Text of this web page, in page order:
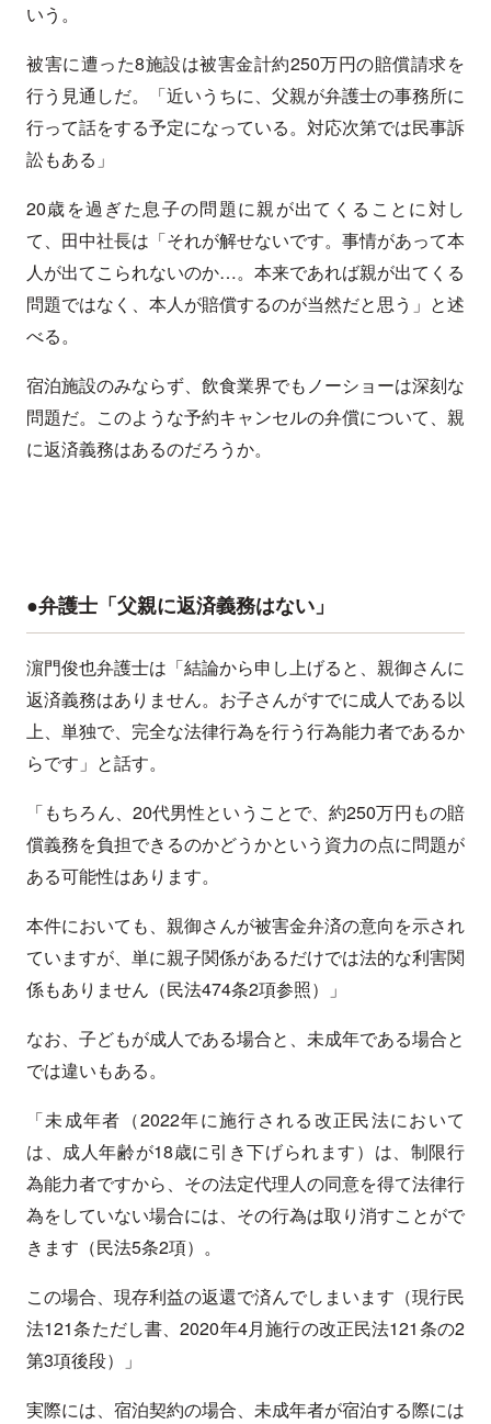
いう。
被害に遭った8施設は被害金計約250万円の賠償請求を
行う見通しだ。「近いうちに、父親が弁護士の事務所に
行って話をする予定になっている。対応次第では民事訴
訟もある」
20歳を過ぎた息子の問題に親が出てくることに対し
て、田中社長は「それが解せないです。事情があって本
人が出てこられないのか…。本来であれば親が出てくる
問題ではなく、本人が賠償するのが当然だと思う」と述
べる。
宿泊施設のみならず、飲食業界でもノーショーは深刻な
問題だ。このような予約キャンセルの弁償について、親
に返済義務はあるのだろうか。
●弁護士「父親に返済義務はない」
濵門俊也弁護士は「結論から申し上げると、親御さんに
返済義務はありません。お子さんがすでに成人である以
上、単独で、完全な法律行為を行う行為能力者であるか
らです」と話す。
「もちろん、20代男性ということで、約250万円もの賠
償義務を負担できるのかどうかという資力の点に問題が
ある可能性はあります。
本件においても、親御さんが被害金弁済の意向を示され
ていますが、単に親子関係があるだけでは法的な利害関
係もありません（民法474条2項参照）」
なお、子どもが成人である場合と、未成年である場合と
では違いもある。
「未成年者（2022年に施行される改正民法において
は、成人年齢が18歳に引き下げられます）は、制限行
為能力者ですから、その法定代理人の同意を得て法律行
為をしていない場合には、その行為は取り消すことがで
きます（民法5条2項）。
この場合、現存利益の返還で済んでしまいます（現行民
法121条ただし書、2020年4月施行の改正民法121条の2
第3項後段）」
実際には、宿泊契約の場合、未成年者が宿泊する際には